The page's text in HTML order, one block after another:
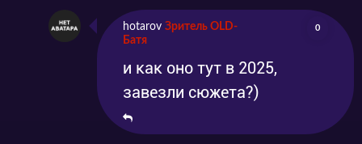
hotarov Зритель OLD-
Батя
0
и как оно тут в 2025,
завезли сюжета?)